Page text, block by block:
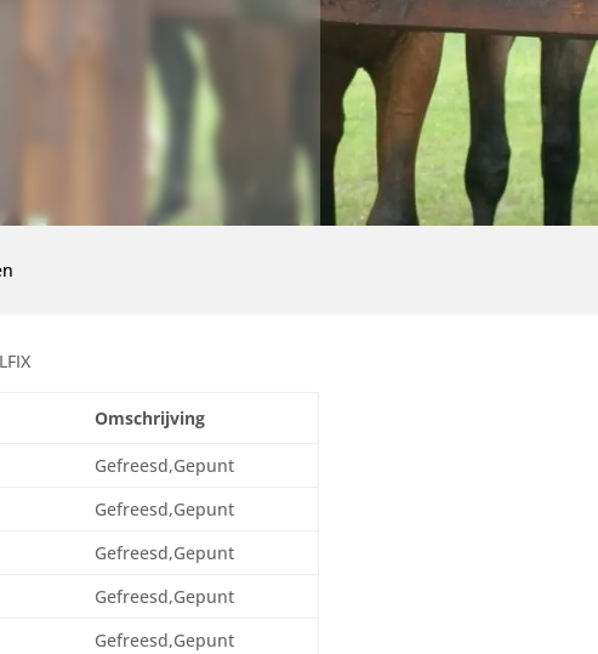
Omschrijving
Gefreesd,Gepunt
Gefreesd,Gepunt
Gefreesd,Gepunt
Gefreesd,Gepunt
Gefreesd,Gepunt